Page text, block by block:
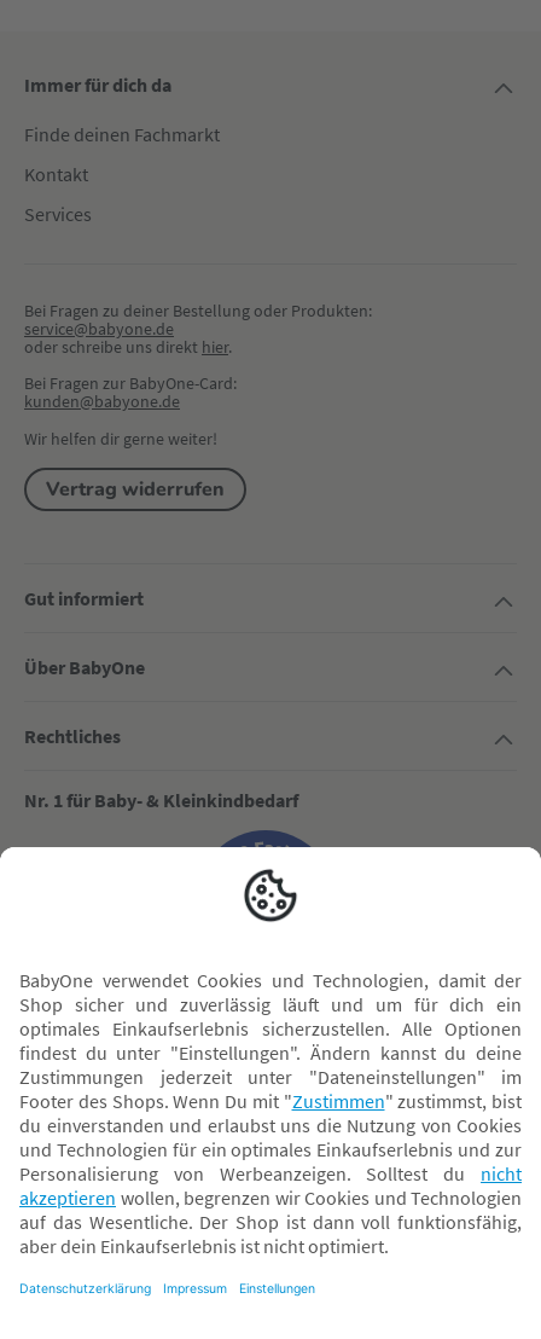
Immer für dich da
Finde deinen Fachmarkt
Kontakt
Services
Bei Fragen zu deiner Bestellung oder Produkten:
service@babyone.de
oder schreibe uns direkt hier.
Bei Fragen zur BabyOne-Card:
kunden@babyone.de
Wir helfen dir gerne weiter!
Vertrag widerrufen
Gut informiert
Über BabyOne
Rechtliches
Nr. 1 für Baby- & Kleinkindbedarf